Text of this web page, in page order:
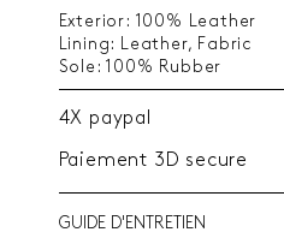
Exterior: 100% Leather
Lining: Leather, Fabric
Sole: 100% Rubber
4X paypal
Paiement 3D secure
GUIDE D'ENTRETIEN